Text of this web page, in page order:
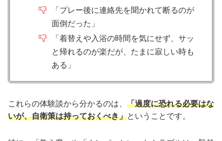
「プレー後に連絡先を聞かれて断るのが
面倒だった」
「着替えや入浴の時間を気にせず、サッ
と帰れるのが楽だが、たまに寂しい時も
ある」
これらの体験談から分かるのは、 「過度に恐れる必要はな
いが、自衛策は持っておくべき」ということです。